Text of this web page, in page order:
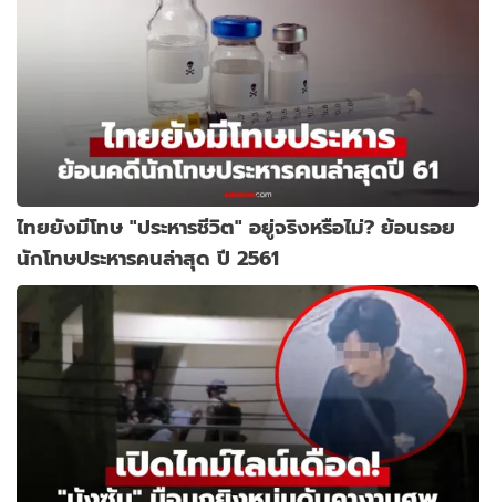
ไทยยังมีโทษ "ประหารชีวิต" อยู่จริงหรือไม่? ย้อนรอย
นักโทษประหารคนล่าสุด ปี 2561